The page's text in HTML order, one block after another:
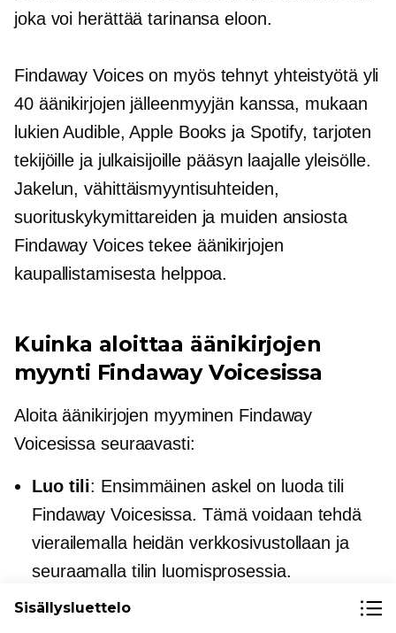
joka voi herättää tarinansa eloon.
Findaway Voices on myös tehnyt yhteistyötä yli
40 äänikirjojen jälleenmyyjän kanssa, mukaan
lukien Audible, Apple Books ja Spotify, tarjoten
tekijöille ja julkaisijoille pääsyn laajalle yleisölle.
Jakelun, vähittäismyyntisuhteiden,
suorituskykymittareiden ja muiden ansiosta
Findaway Voices tekee äänikirjojen
kaupallistamisesta helppoa.
Kuinka aloittaa äänikirjojen
myynti Findaway Voicesissa
Aloita äänikirjojen myyminen Findaway
Voicesissa seuraavasti:
Luo tili: Ensimmäinen askel on luoda tili
Findaway Voicesissa. Tämä voidaan tehdä
vierailemalla heidän verkkosivustollaan ja
seuraamalla tilin luomisprosessia.
Lataa äänikirjasi
Sisällysluettelo